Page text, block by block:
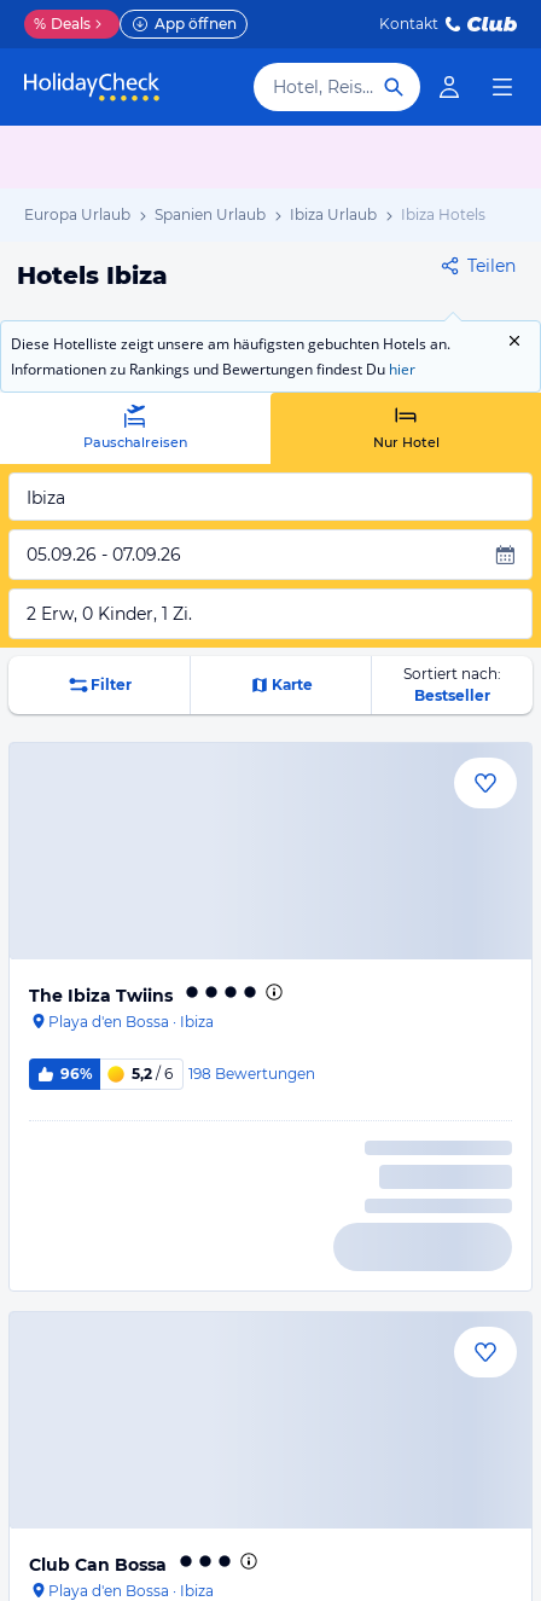
% Deals App öffnen Kontakt
Hotel, Reiseziel
Europa Urlaub Spanien Urlaub Ibiza Urlaub Ibiza Hotels
Hotels Ibiza Teilen
Diese Hotelliste zeigt unsere am häufigsten gebuchten Hotels an.
Informationen zu Rankings und Bewertungen findest Du hier
Pauschalreisen Nur Hotel
Ibiza
05.09.26 - 07.09.26
2 Erw, 0 Kinder, 1 Zi.
Filter Karte
Sortiert nach:
Bestseller
The Ibiza Twiins
Playa d'en Bossa · Ibiza
96% 5,2 / 6 198 Bewertungen
Club Can Bossa
Playa d'en Bossa · Ibiza